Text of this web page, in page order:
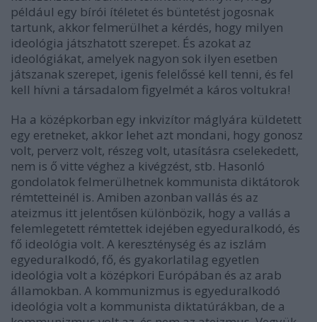
például egy bírói ítéletet és büntetést jogosnak
tartunk, akkor felmerülhet a kérdés, hogy milyen
ideológia játszhatott szerepet. És azokat az
ideológiákat, amelyek nagyon sok ilyen esetben
játszanak szerepet, igenis felelőssé kell tenni, és fel
kell hívni a társadalom figyelmét a káros voltukra!
Ha a középkorban egy inkvizítor máglyára küldetett
egy eretneket, akkor lehet azt mondani, hogy gonosz
volt, perverz volt, részeg volt, utasításra cselekedett,
nem is ő vitte véghez a kivégzést, stb. Hasonló
gondolatok felmerülhetnek kommunista diktátorok
rémtetteinél is. Amiben azonban vallás és az
ateizmus itt jelentősen különbözik, hogy a vallás a
felemlegetett rémtettek idejében egyeduralkodó, és
fő ideológia volt. A kereszténység és az iszlám
egyeduralkodó, fő, és gyakorlatilag egyetlen
ideológia volt a középkori Európában és az arab
államokban. A kommunizmus is egyeduralkodó
ideológia volt a kommunista diktatúrákban, de a